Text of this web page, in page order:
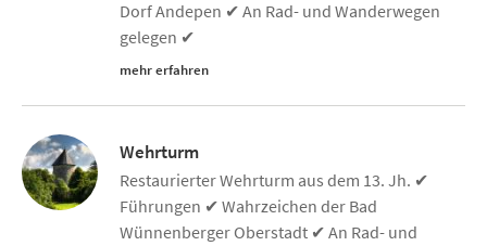
Dorf Andepen ✔ An Rad- und Wanderwegen
gelegen ✔
mehr erfahren
Wehrturm
Restaurierter Wehrturm aus dem 13. Jh. ✔
Führungen ✔ Wahrzeichen der Bad
Wünnenberger Oberstadt ✔ An Rad- und